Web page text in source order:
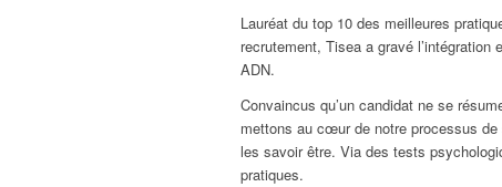
Lauréat du top 10 des meilleures
recrutement, Tisea a gravé l’intégration
ADN.
Convaincus qu’un candidat ne se
mettons au cœur de notre processus
les savoir être. Via des tests
pratiques.